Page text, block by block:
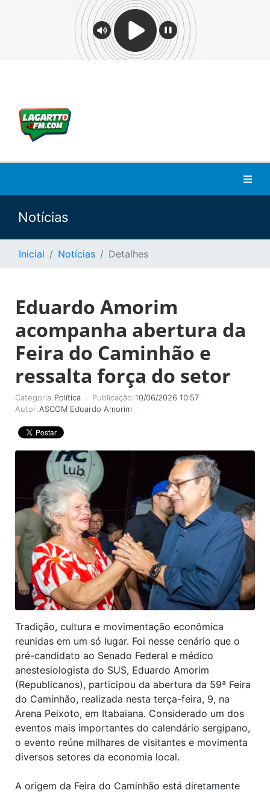
Notícias
Inicial Notícias Detalhes
Eduardo Amorim
acompanha abertura da
Feira do Caminhão e
ressalta força do setor
Categoria: Política Publicação:10/06/2026 10:57
Autor: ASCOM Eduardo Amorim
Tradição, cultura e movimentação econômica
reunidas em um só lugar. Foi nesse cenário que o
pré-candidato ao Senado Federal e médico
anestesiologista do SUS, Eduardo Amorim
(Republicanos), participou da abertura da 59ª Feira
do Caminhão, realizada nesta terça-feira, 9, na
Arena Peixoto, em Itabaiana. Considerado um dos
eventos mais importantes do calendário sergipano,
o evento reúne milhares de visitantes e movimenta
diversos setores da economia local.
A origem da Feira do Caminhão está diretamente